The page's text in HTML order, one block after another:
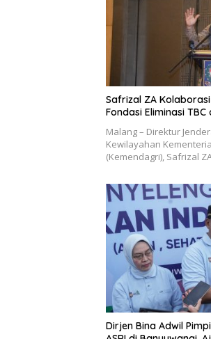
Safrizal ZA
Fondasi Eliminasi TBC
Malang – Direktur
Kewilayahan
(Kemendagri), Safrizal
Dirjen Bina Adwil